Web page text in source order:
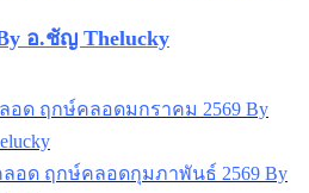
อ.ชัญ Thelucky
อด ฤกษ์คลอดมกราคม 2569 By
อด ฤกษ์คลอดกุมภาพันธ์ 2569 By